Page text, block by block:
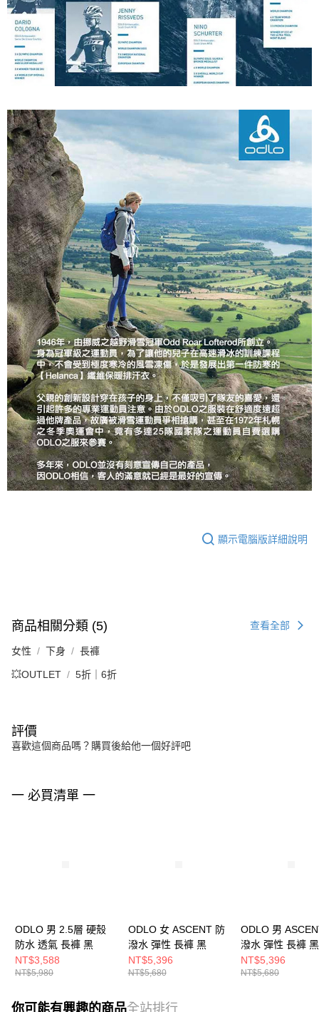
顯示電腦版詳細說明
商品相關分類 (5) 查看全部
女性 下身 長褲
💥OUTLET 5折｜6折
評價
喜歡這個商品嗎？購買後給他一個好評吧
一 必買清單 一
ODLO 男 2.5層 硬殼
防水 透氣 長褲 黑
NT$3,588
NT$5,980
ODLO 女 ASCENT 防
潑水 彈性 長褲 黑
NT$5,396
NT$5,680
ODLO 男
潑水 彈性 長褲 黑
NT$5,396
NT$5,680
你可能有興趣的商品全站排行